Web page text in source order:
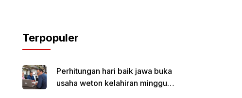
Terpopuler
Perhitungan hari baik jawa buka
usaha weton kelahiran minggu